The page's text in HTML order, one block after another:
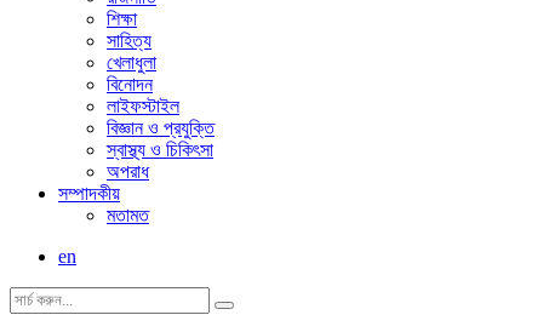
শিক্ষা
সাহিত্য
খেলাধুলা
বিনোদন
লাইফস্টাইল
বিজ্ঞান ও প্রযুক্তি
স্বাস্থ্য ও চিকিৎসা
অপরাধ
সম্পাদকীয়
মতামত
en